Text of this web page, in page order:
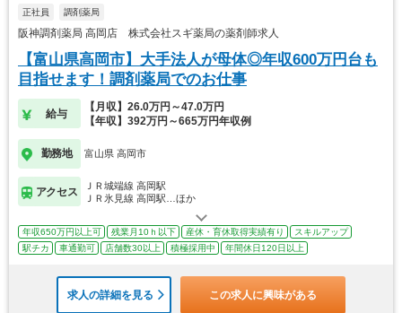
正社員 調剤薬局
阪神調剤薬局 高岡店 株式会社スギ薬局の薬剤師求人
【富山県高岡市】大手法人が母体◎年収600万円台も
目指せます！調剤薬局でのお仕事
給与
【月収】26.0万円～47.0万円
【年収】392万円～665万円年収例
勤務地 富山県 高岡市
アクセス
ＪＲ城端線 高岡駅
ＪＲ氷見線 高岡駅…ほか
年収650万円以上可 残業月10ｈ以下 産休・育休取得実績有り
スキルアップ
駅チカ
車通勤可 店舗数30以上 積極採用中 年間休日120日以上
求人の詳細を見る この求人に興味がある